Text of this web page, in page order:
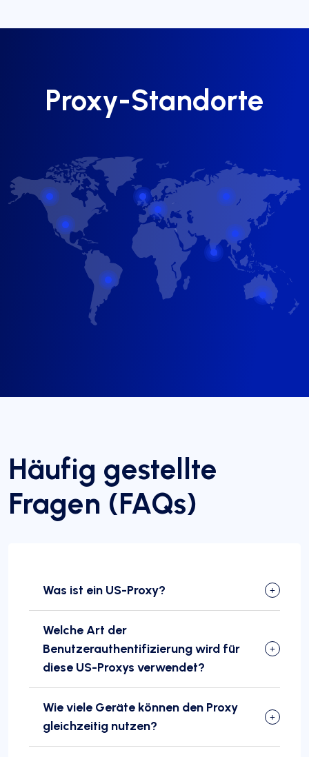
Proxy-Standorte
Häufig gestellte
Fragen (FAQs)
Was ist ein US-Proxy?
Welche Art der
Benutzerauthentifizierung wird für
diese US-Proxys verwendet?
Wie viele Geräte können den Proxy
gleichzeitig nutzen?